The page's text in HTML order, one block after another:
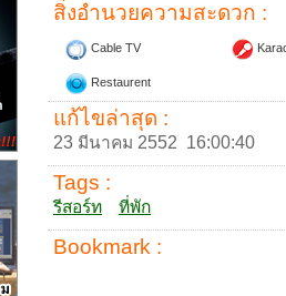
สิ่งอำนวยความสะดวก :
Cable TV
Restaurent
แก้ไขล่าสุด :
23 มีนาคม 2552 16:00:40
Tags :
รีสอร์ท ที่พัก
Bookmark :